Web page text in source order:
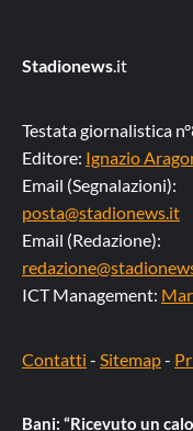
Stadionews.it
Testata giornalistica
Editore: Ignazio
Email (Segnalazioni):
posta@stadionews.it
Email (Redazione):
ICT Management:
Contatti - Sitemap-
Bani: “Ricevuto un